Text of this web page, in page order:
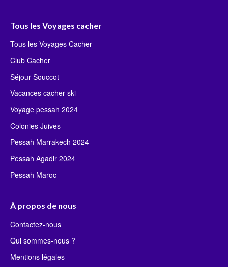
Tous les Voyages cacher
Tous les Voyages Cacher
Club Cacher
Séjour Souccot
Vacances cacher ski
Voyage pessah 2024
Colonies Juives
Pessah Marrakech 2024
Pessah Agadir 2024
Pessah Maroc
À propos de nous
Contactez-nous
Qui sommes-nous ?
Mentions légales